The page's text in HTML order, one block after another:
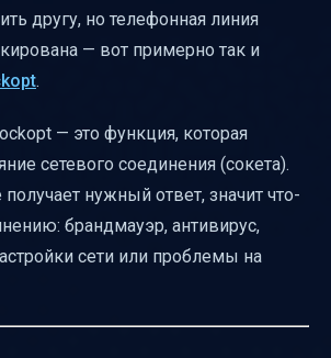
другу, но телефонная линия
— вот примерно так и
.
— это функция, которая
сетевого соединения (сокета).
нужный ответ, значит что-
брандмауэр, антивирус,
сети или проблемы на